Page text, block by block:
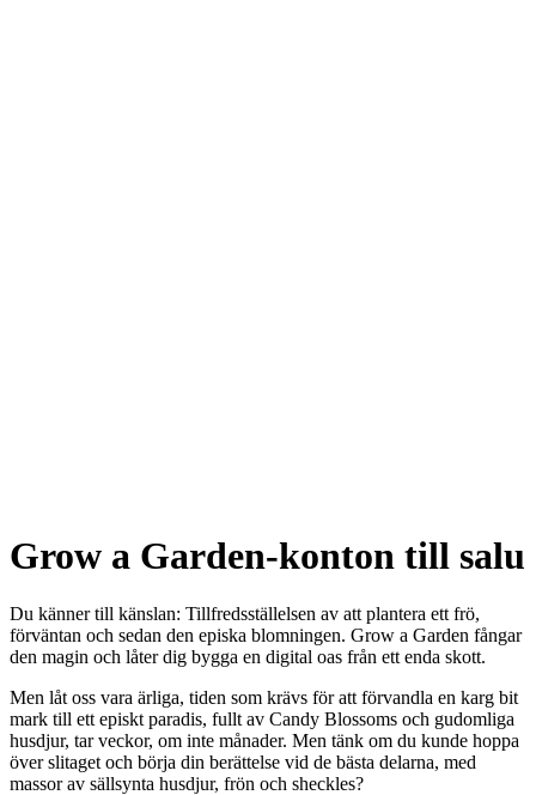
Grow a Garden-konton till salu
Du känner till känslan: Tillfredsställelsen av att plantera ett frö,
förväntan och sedan den episka blomningen. Grow a Garden fångar
den magin och låter dig bygga en digital oas från ett enda skott.
Men låt oss vara ärliga, tiden som krävs för att förvandla en karg bit
mark till ett episkt paradis, fullt av Candy Blossoms och gudomliga
husdjur, tar veckor, om inte månader. Men tänk om du kunde hoppa
över slitaget och börja din berättelse vid de bästa delarna, med
massor av sällsynta husdjur, frön och sheckles?